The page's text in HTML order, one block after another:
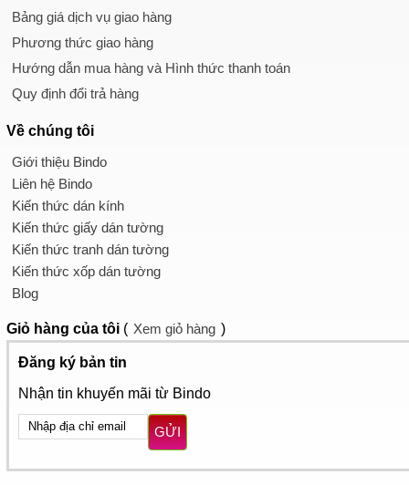
Bảng giá dịch vụ giao hàng
Phương thức giao hàng
Hướng dẫn mua hàng và Hình thức thanh toán
Quy định đổi trả hàng
Về chúng tôi
Giới thiệu Bindo
Liên hệ Bindo
Kiến thức dán kính
Kiến thức giấy dán tường
Kiến thức tranh dán tường
Kiến thức xốp dán tường
Blog
Giỏ hàng của tôi ( Xem giỏ hàng )
Đăng ký bản tin
Nhận tin khuyến mãi từ Bindo
GỬI